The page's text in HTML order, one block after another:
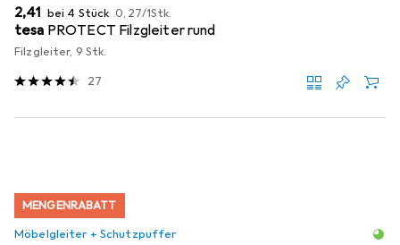
EUR
2,41 bei 4 Stück EUR
0,27/1Stk.
tesa PROTECT Filzgleiter rund
Filzgleiter, 9 Stk.
27
MENGENRABATT
Möbelgleiter + Schutzpuffer